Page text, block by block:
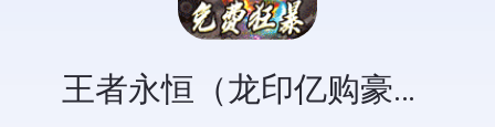
王者永恒（龙印亿购豪礼）